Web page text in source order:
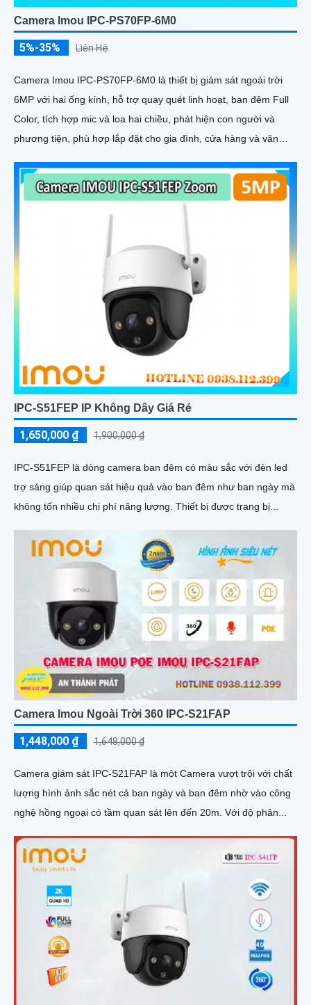
Camera Imou IPC-PS70FP-6M0
5%-35% Liên Hệ
Camera Imou IPC-PS70FP-6M0 là thiết bị giám sát ngoài trời
6MP với hai ống kính, hỗ trợ quay quét linh hoạt, ban đêm Full
Color, tích hợp mic và loa hai chiều, phát hiện con người và
phương tiện, phù hợp lắp đặt cho gia đình, cửa hàng và văn
IPC-S51FEP IP Không Dây Giá Rẻ
1,650,000 ₫ 1,900,000 ₫
IPC-S51FEP là dòng camera ban đêm có màu sắc với đèn led
trợ sáng giúp quan sát hiệu quả vào ban đêm như ban ngày mà
không tốn nhiều chi phí năng lượng. Thiết bị được trang bị...
Camera Imou Ngoài Trời 360 IPC-S21FAP
1,448,000 ₫ 1,648,000 ₫
Camera giám sát IPC-S21FAP là một Camera vượt trội với chất
lượng hình ảnh sắc nét cả ban ngày và ban đêm nhờ vào công
nghệ hồng ngoại có tầm quan sát lên đến 20m. Với độ phân...